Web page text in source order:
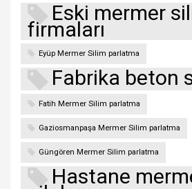
Eski mermer
firmaları
Eyüp Mermer Silim parlatma
Fabrika beton
Fatih Mermer Silim parlatma
Gaziosmanpaşa Mermer Silim parlatma
Güngören Mermer Silim parlatma
Hastane